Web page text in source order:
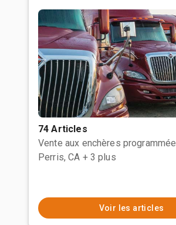
74 Articles
Vente aux enchères programmée
Perris, CA + 3 plus
Voir les articles